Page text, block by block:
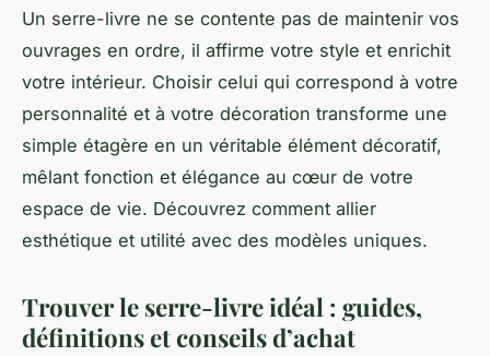
Un serre-livre ne se contente pas de maintenir vos
ouvrages en ordre, il affirme votre style et enrichit
votre intérieur. Choisir celui qui correspond à votre
personnalité et à votre décoration transforme une
simple étagère en un véritable élément décoratif,
mêlant fonction et élégance au cœur de votre
espace de vie. Découvrez comment allier
esthétique et utilité avec des modèles uniques.
Trouver le serre-livre idéal : guides,
définitions et conseils d’achat